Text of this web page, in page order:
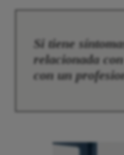
Si tiene
relacionada
con un